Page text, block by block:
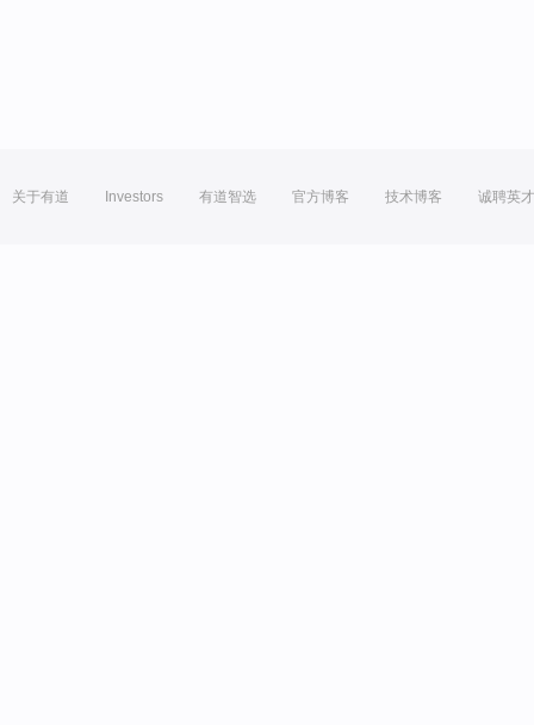
关于有道 Investors 有道智选 官方博客 技术博客 诚聘英才